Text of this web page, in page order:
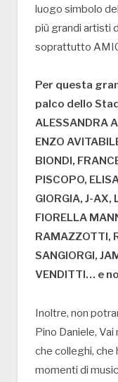
luogo simbolo
più grandi artisti
soprattutto
Per questa
palco dello
ALESSANDRA
ENZO
BIONDI,
PISCOPO,
GIORGIA, J-AX,
FIORELLA
RAMAZZOTTI,
SANGIORGI,
VENDITTI… e
Inoltre, non
Pino Daniele, Vai
che colleghi, che
momenti di